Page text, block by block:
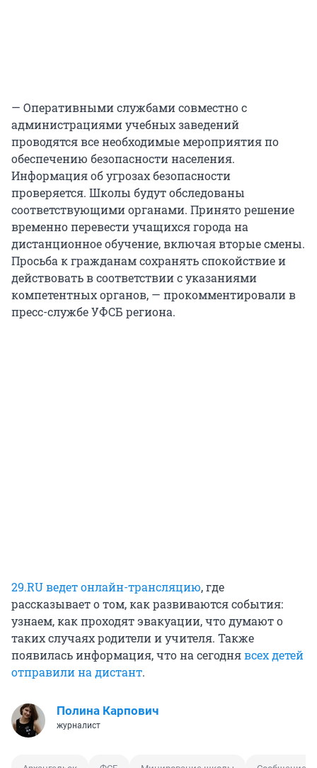
— Оперативными службами совместно с
администрациями учебных заведений
проводятся все необходимые мероприятия по
обеспечению безопасности населения.
Информация об угрозах безопасности
проверяется. Школы будут обследованы
соответствующими органами. Принято решение
временно перевести учащихся города на
дистанционное обучение, включая вторые смены.
Просьба к гражданам сохранять спокойствие и
действовать в соответствии с указаниями
компетентных органов, — прокомментировали в
пресс-службе УФСБ региона.
29.RU ведет онлайн-трансляцию, где
рассказывает о том, как развиваются события:
узнаем, как проходят эвакуации, что думают о
таких случаях родители и учителя. Также
появилась информация, что на сегоднявсех детей
отправили на дистант.
Полина Карпович
журналист